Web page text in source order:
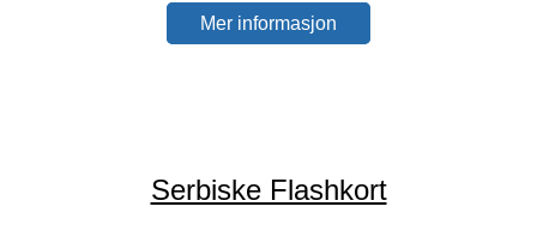
Mer informasjon
Serbiske Flashkort